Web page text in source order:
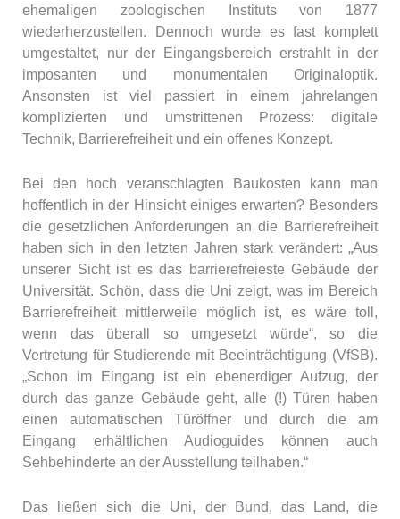
ehemaligen zoologischen Instituts von 1877
wiederherzustellen. Dennoch wurde es fast komplett
umgestaltet, nur der Eingangsbereich erstrahlt in der
imposanten und monumentalen Originaloptik.
Ansonsten ist viel passiert in einem jahrelangen
komplizierten und umstrittenen Prozess: digitale
Technik, Barrierefreiheit und ein offenes Konzept.
Bei den hoch veranschlagten Baukosten kann man
hoffentlich in der Hinsicht einiges erwarten? Besonders
die gesetzlichen Anforderungen an die Barrierefreiheit
haben sich in den letzten Jahren stark verändert: „Aus
unserer Sicht ist es das barrierefreieste Gebäude der
Universität. Schön, dass die Uni zeigt, was im Bereich
Barrierefreiheit mittlerweile möglich ist, es wäre toll,
wenn das überall so umgesetzt würde“, so die
Vertretung für Studierende mit Beeinträchtigung (VfSB).
„Schon im Eingang ist ein ebenerdiger Aufzug, der
durch das ganze Gebäude geht, alle (!) Türen haben
einen automatischen Türöffner und durch die am
Eingang erhältlichen Audioguides können auch
Sehbehinderte an der Ausstellung teilhaben.“
Das ließen sich die Uni, der Bund, das Land, die